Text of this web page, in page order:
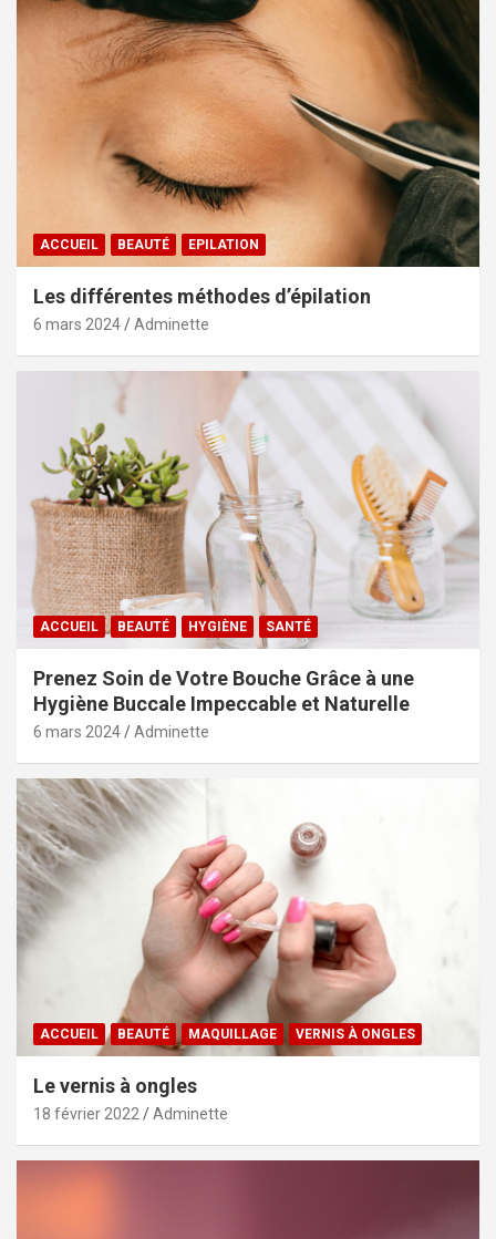
ACCUEIL BEAUTÉ EPILATION
Les différentes méthodes d’épilation
6 mars 2024 Adminette
ACCUEIL BEAUTÉ HYGIÈNE SANTÉ
Prenez Soin de Votre Bouche Grâce à une
Hygiène Buccale Impeccable et Naturelle
6 mars 2024 Adminette
ACCUEIL BEAUTÉ MAQUILLAGE VERNIS À ONGLES
Le vernis à ongles
18 février 2022 Adminette